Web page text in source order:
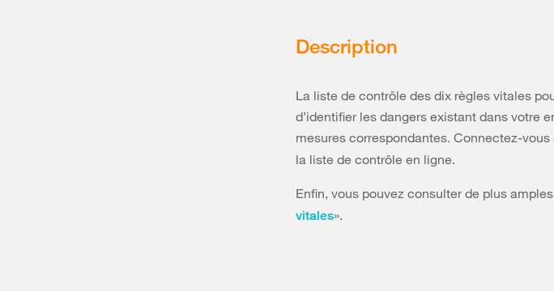
Description
La liste de contrôle des dix règles vitales
d’identifier les dangers existant dans votre
mesures correspondantes. Connectez-
la liste de contrôle en ligne.
Enfin, vous pouvez consulter de plus
vitales».